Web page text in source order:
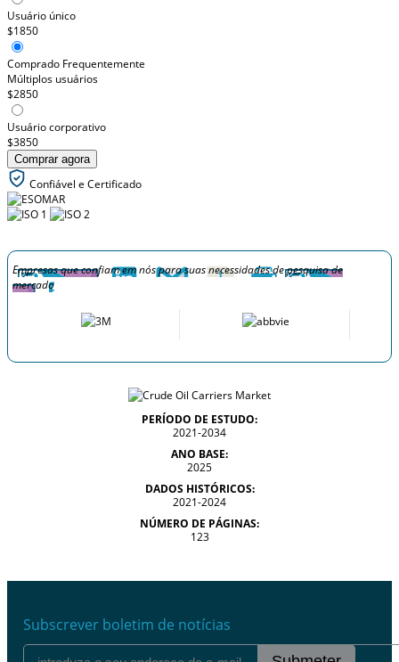
Usuário único
$1850
Comprado Frequentemente
Múltiplos usuários
$2850
Usuário corporativo
$3850
Comprar agora
Confiável e Certificado
Empresas que confiam em nós para suas necessidades de pesquisa de
mercado
PERÍODO DE ESTUDO:
2021-2034
ANO BASE:
2025
DADOS HISTÓRICOS:
2021-2024
NÚMERO DE PÁGINAS:
123
Subscrever boletim de notícias